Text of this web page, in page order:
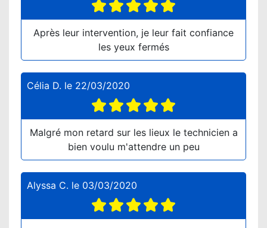
Après leur intervention, je leur fait confiance
les yeux fermés
Célia D. le 22/03/2020
Malgré mon retard sur les lieux le technicien a
bien voulu m'attendre un peu
Alyssa C. le 03/03/2020